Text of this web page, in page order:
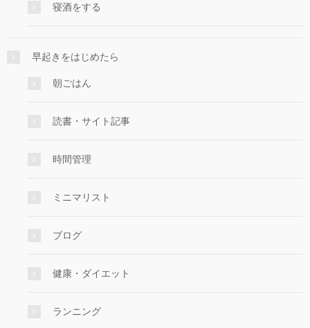
寝酒をする
早起きをはじめたら
朝ごはん
読書・サイト記事
時間管理
ミニマリスト
ブログ
健康・ダイエット
ランニング